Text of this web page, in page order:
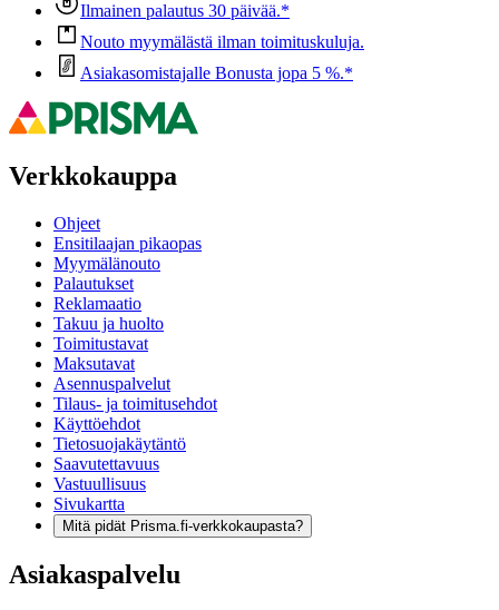
Ilmainen palautus 30 päivää.*
Nouto myymälästä ilman toimituskuluja.
Asiakasomistajalle Bonusta jopa 5 %.*
Verkkokauppa
Ohjeet
Ensitilaajan pikaopas
Myymälänouto
Palautukset
Reklamaatio
Takuu ja huolto
Toimitustavat
Maksutavat
Asennuspalvelut
Tilaus- ja toimitusehdot
Käyttöehdot
Tietosuojakäytäntö
Saavutettavuus
Vastuullisuus
Sivukartta
Mitä pidät Prisma.fi-verkkokaupasta?
Asiakaspalvelu